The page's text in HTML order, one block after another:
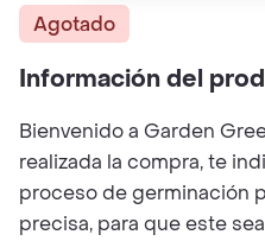
Agotado
Información del
Bienvenido a Garden
realizada la compra, te
proceso de germinación
precisa, para que este